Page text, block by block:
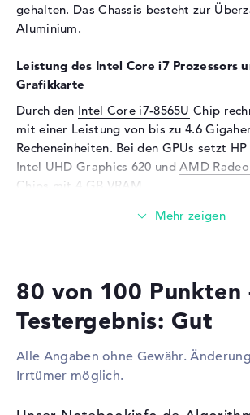
Soundkarte
Audio by
Webcam
Sensorauflösung
0,9 MP
Eingabegeräte
Eingabegeräte
Tastatur
Touchpad
(10/100/1000)
802.11a,
802.11n,
gehalten. Das Chassis besteht zur
Aluminium.
Leistung des Intel Core i7 Prozessors
Grafikkarte
Durch den Intel Core i7-8565U Chip
mit einer Leistung von bis zu 4.6
Recheneinheiten. Bei den GPUs setzt
Intel UHD Graphics 620 undAMD
Chips mit 4 GB VRAM.
Wieviel Speicher hat das HP ZBook
Gigabyte bereit. Dabei wird aktueller
sein Laptop hochstufen will, kann dies
bei 512 GB SSD. In diesem Fall wird hier
Festplatte installiert.
80 von 100 Punkten
Testergebnis: Gut
Alle Angaben ohne Gewähr.
Irrtümer möglich.